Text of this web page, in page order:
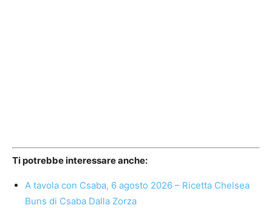
Ti potrebbe interessare anche:
A tavola con Csaba, 6 agosto 2026 – Ricetta Chelsea
Buns di Csaba Dalla Zorza